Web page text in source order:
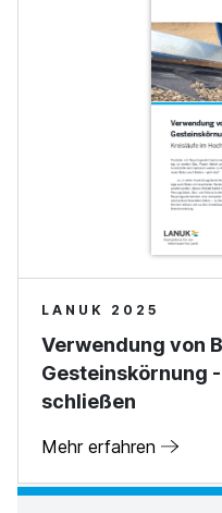
LANUK 2025
Verwendung von
Gesteinskörnung
schließen
Mehr erfahren